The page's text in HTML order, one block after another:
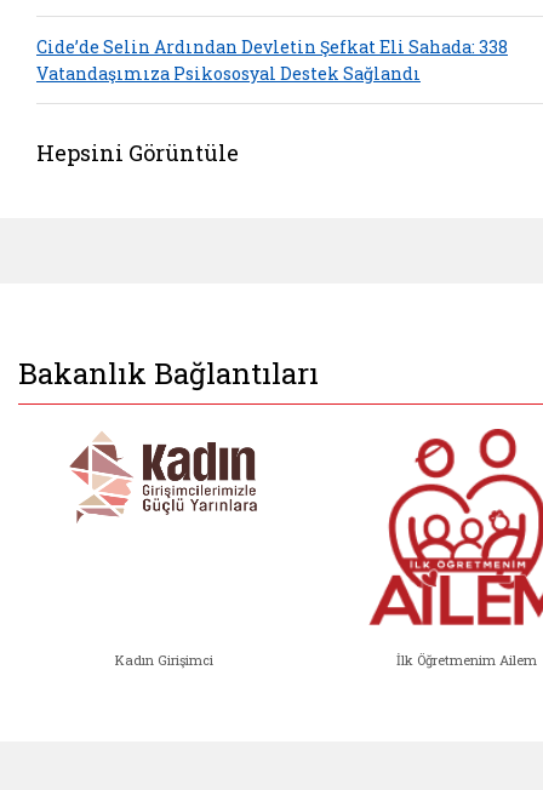
Cide’de Selin Ardından Devletin Şefkat Eli Sahada: 338
Vatandaşımıza Psikososyal Destek Sağlandı
Hepsini Görüntüle
Bakanlık Bağlantıları
Kadın Girişimci İlk Öğretmenim Ailem